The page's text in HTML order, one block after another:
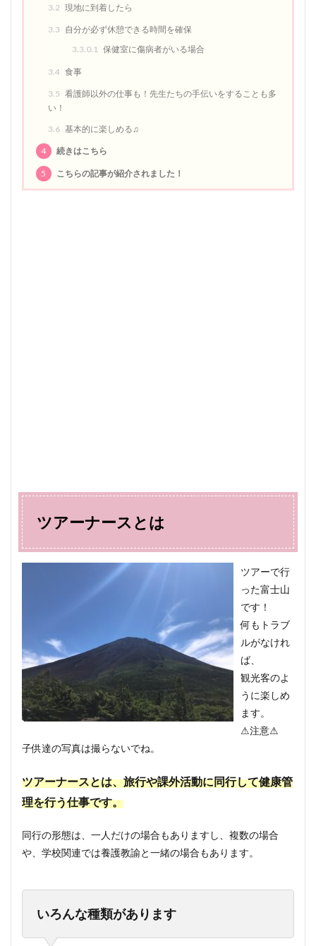
3.2 現地に到着したら
3.3 自分が必ず休憩できる時間を確保
3.3.0.1 保健室に傷病者がいる場合
3.4 食事
3.5 看護師以外の仕事も！先生たちの手伝いをすることも多
い！
3.6 基本的に楽しめる♫
4 続きはこちら
5 こちらの記事が紹介されました！
ツアーナースとは
ツアーで行
った富士山
です！
何もトラブ
ルがなけれ
ば、
観光客のよ
うに楽しめ
ます。
⚠注意⚠
子供達の写真は撮らないでね。
ツアーナースとは、旅行や課外活動に同行して健康管
理を行う仕事です。
同行の形態は、一人だけの場合もありますし、複数の場合
や、学校関連では養護教諭と一緒の場合もあります。
いろんな種類があります